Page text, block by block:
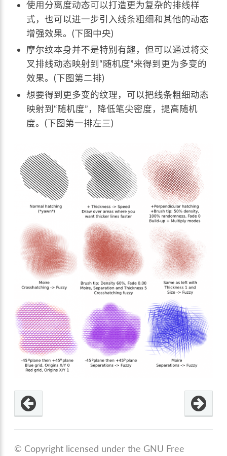
使用分离度动态可以打造更为复杂的排线样
式，也可以进一步引入线条粗细和其他的动态
增强效果。(下图中央)
摩尔纹本身并不是特别有趣，但可以通过将交
叉排线动态映射到“随机度”来得到更为多变的
效果。(下图第二排)
想要得到更多变的纹理，可以把线条粗细动态
映射到“随机度”，降低笔尖密度，提高随机
度。(下图第一排左三)
© Copyright licensed under the GNU Free